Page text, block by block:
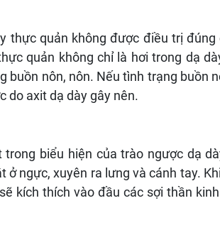
thực quản không được điều trị
quản không chỉ là hơi trong dạ
buồn nôn, nôn. Nếu tình trạng buồn
do axit dạ dày gây nên.
biểu hiện của trào ngược dạ
ở ngực, xuyên ra lưng và cánh tay.
kích thích vào đầu các sợi thần